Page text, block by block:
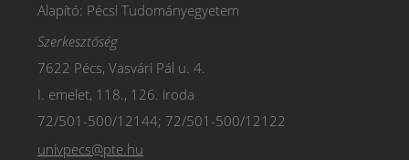
Alapító: Pécsi Tudományegyetem
Szerkesztőség
7622 Pécs, Vasvári Pál u. 4.
I. emelet, 118., 126. iroda
72/501-500/12144; 72/501-500/12122
univpecs@pte.hu